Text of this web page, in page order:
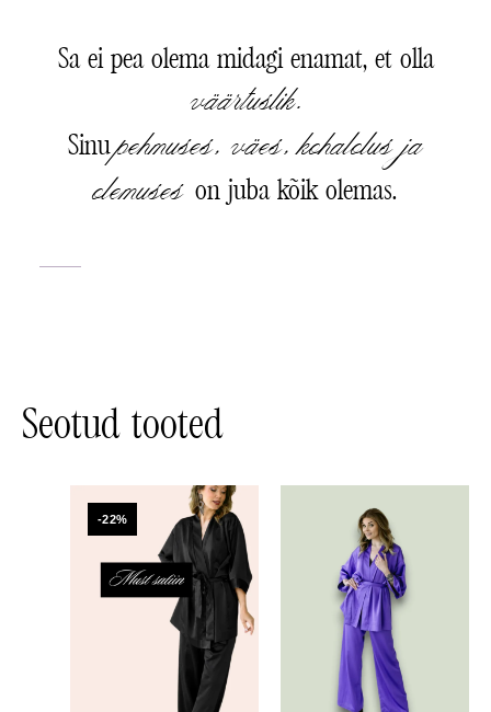
Sa ei pea olema midagi enamat, et olla
väärtuslik.
Sinupehmuses, väes, kohalolus ja
olemuses on juba kõik olemas.
Seotud tooted
-22%
-22%
Algne
oli:
185,00 €.
Praegune
hind
on:
145,00 €.